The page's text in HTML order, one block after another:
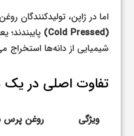
اما در ژاپن، تولیدکنندگان
(Cold Pressed)
شیمیایی از دانه‌ها استخراج
تفاوت اصلی در یک
ویژگی روغن پرس